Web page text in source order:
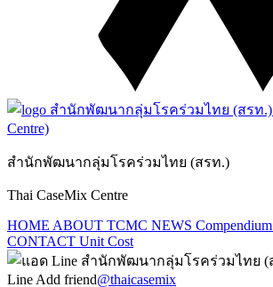
สำนักพัฒนากลุ่มโรคร่วมไทย (สรท.)
Thai CaseMix Centre
HOME ABOUT TCMC NEWS Compendium
CONTACT Unit Cost
Line Add friend@thaicasemix